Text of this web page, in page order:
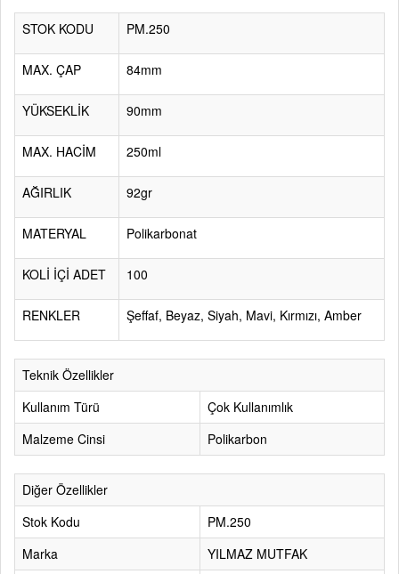
STOK KODU PM.250
MAX. ÇAP 84mm
YÜKSEKLİK 90mm
MAX. HACİM 250ml
AĞIRLIK 92gr
MATERYAL Polikarbonat
KOLİ İÇİ ADET 100
RENKLER Şeffaf, Beyaz, Siyah, Mavi, Kırmızı, Amber
Teknik Özellikler
Kullanım Türü
Çok Kullanımlık
Malzeme Cinsi
Polikarbon
Diğer Özellikler
Stok Kodu
PM.250
Marka
YILMAZ MUTFAK